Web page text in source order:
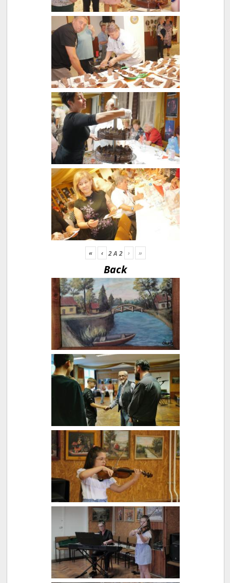
« ‹ 2A2 › »
Back